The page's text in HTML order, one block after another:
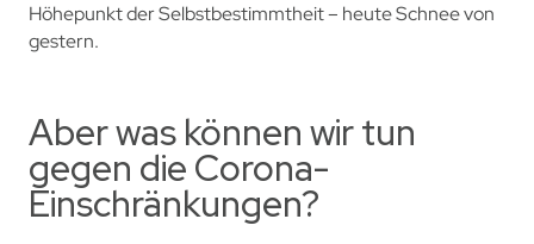
Höhepunkt der Selbstbestimmtheit – heute Schnee von
gestern.
Aber was können wir tun
gegen die Corona-
Einschränkungen?